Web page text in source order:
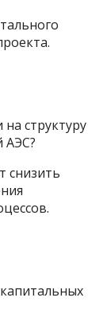
структуру
АЭС?
снизить